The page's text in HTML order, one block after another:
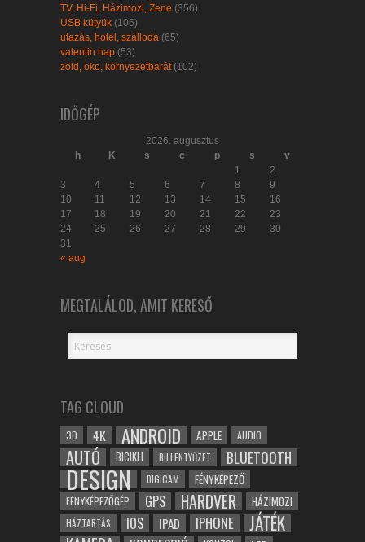
TV, Hi-Fi, Házimozi, Zene (356)
USB kütyük (106)
utazás, hotel, szálloda (65)
valentin nap (53)
zöld, öko, környezetbarát(102)
IDŐGÉP
2026. augusztus
h
K s c p s
v
1
2
3
4 5 6 7 8
9
10
11 12 13 14 15
16
17
18 19 20 21 22
23
24
25 26 27 28 29
30
31
« aug
MEGTALÁLOD, AMIT KERESŐ
TAG CLOUD
3D 4K ANDROID APPLE AUDIO
AUTÓ BICIKLI BILLENTYŰZET BLUETOOTH
DESIGN DIGICAM FÉNYKÉPEZŐ
FÉNYKÉPEZŐGÉP GPS HARDVER HÁZIMOZI
HÁZTARTÁS IOS IPAD IPHONE JÁTÉK